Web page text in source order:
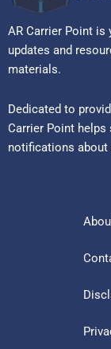
AR Carrier Point
updates and
materials.
Dedicated to
Carrier Point
notifications